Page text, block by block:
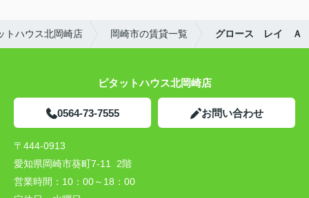
トハウス北岡崎店 岡崎市の賃貸一覧 グロース レイ Ａ
ピタットハウス北岡崎店
0564-73-7555 お問い合わせ
〒444-0913
愛知県岡崎市葵町7-11 2階
営業時間： 10：00～18：00